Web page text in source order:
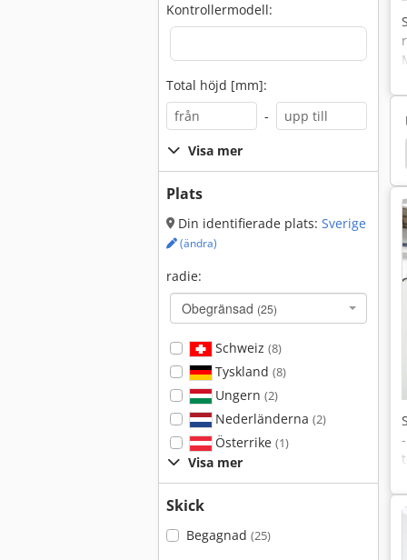
Kontrollermodell:
Total höjd [mm]:
-
Visa mer
Plats
Din identifierade plats: Sverige
(ändra)
radie:
Obegränsad (25)
Schweiz (8)
Tyskland (8)
Ungern (2)
Nederländerna (2)
Österrike (1)
Visa mer
Skick
Begagnad (25)
Fleroperationsmaskin